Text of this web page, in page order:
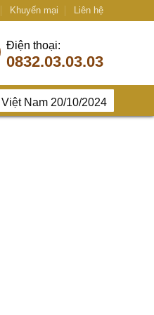
Khuyến mại Liên hệ
Điện thoại:
0832.03.03.03
Nam 20/10/2024